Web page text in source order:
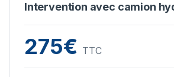
Intervention avec camion
275€ TTC